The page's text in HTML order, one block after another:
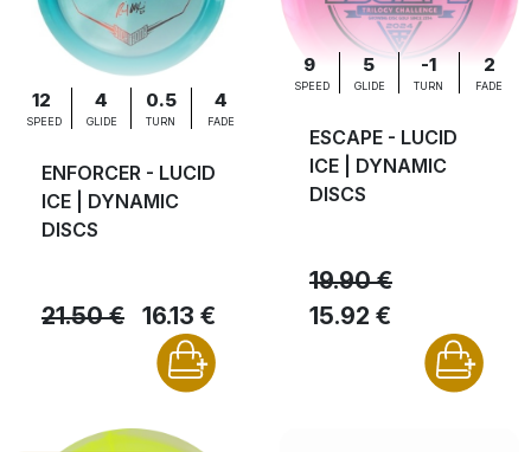
12
SPEED
4
GLIDE
0.5
TURN
4
FADE
ENFORCER - LUCID
ICE | DYNAMIC
DISCS
21.50 € 16.13 €
9
SPEED
5
GLIDE
-1
TURN
2
FADE
ESCAPE - LUCID
ICE | DYNAMIC
DISCS
19.90 €
15.92 €